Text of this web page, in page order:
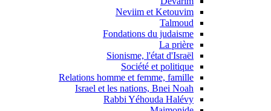
Neviim et Ketouvim
Talmoud
Fondations du judaisme
La prière
Sionisme, l'état d'Israël
Société et politique
Relations homme et femme, famille
Israel et les nations, Bnei Noah
Rabbi Yéhouda Halévy